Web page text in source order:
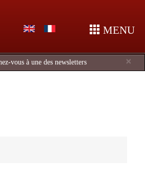
MENU
×
vous à une des newsletters